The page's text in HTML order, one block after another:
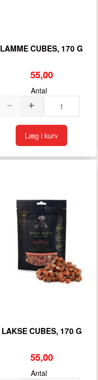
LAMME CUBES, 170 G
55,00
Antal
Læg i kurv
LAKSE CUBES, 170 G
55,00
Antal